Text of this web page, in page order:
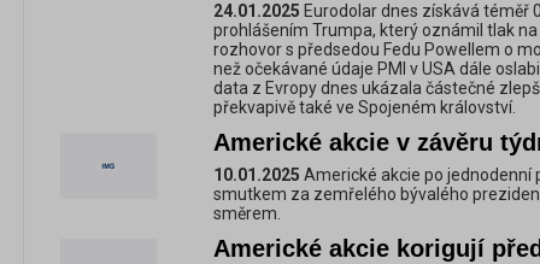
24.01.2025 Eurodolar dnes získává téměř
prohlášením Trumpa, který oznámil tlak
rozhovor s předsedou Fedu Powellem o
než očekávané údaje PMI v USA dále
data z Evropy dnes ukázala částečné
překvapivě také ve Spojeném království.
Americké akcie v závěru
10.01.2025 Americké akcie po
smutkem za zemřelého bývalého
směrem.
Americké akcie korigují